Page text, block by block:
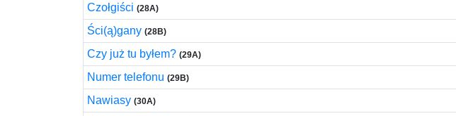
Czołgiści (28A)
Ści(ą)gany (28B)
Czy już tu byłem? (29A)
Numer telefonu (29B)
Nawiasy (30A)